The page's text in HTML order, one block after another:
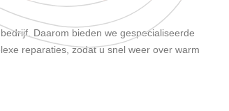
Daarom bieden we gespecialiseerde
reparaties, zodat u snel weer over warm